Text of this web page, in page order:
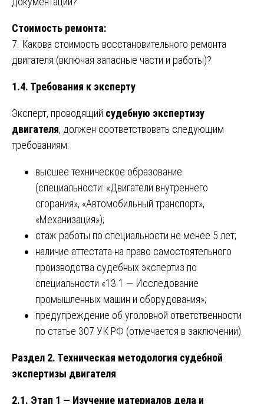
Стоимость ремонта:
7. Какова стоимость восстановительного ремонта
двигателя (включая запасные части и работы)?
1.4. Требования к эксперту
Эксперт, проводящий судебную экспертизу
двигателя, должен соответствовать следующим
требованиям:
высшее техническое образование
(специальности: «Двигатели внутреннего
сгорания», «Автомобильный транспорт»,
«Механизация»);
стаж работы по специальности не менее 5 лет;
наличие аттестата на право самостоятельного
производства судебных экспертиз по
специальности «13.1 — Исследование
промышленных машин и оборудования»;
предупреждение об уголовной ответственности
по статье 307 УК РФ (отмечается в заключении).
Раздел 2. Техническая методология судебной
экспертизы двигателя
2.1. Этап 1 — Изучение материалов дела и